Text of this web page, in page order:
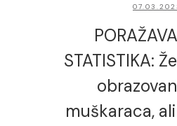
STATISTIKA:
muškaraca,